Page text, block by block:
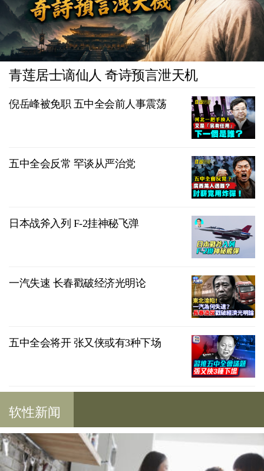
青莲居士谪仙人 奇诗预言泄天机
倪岳峰被免职 五中全会前人事震荡
五中全会反常 罕谈从严治党
日本战斧入列 F-2挂神秘飞弹
一汽失速 长春戳破经济光明论
五中全会将开 张又侠或有3种下场
软性新闻